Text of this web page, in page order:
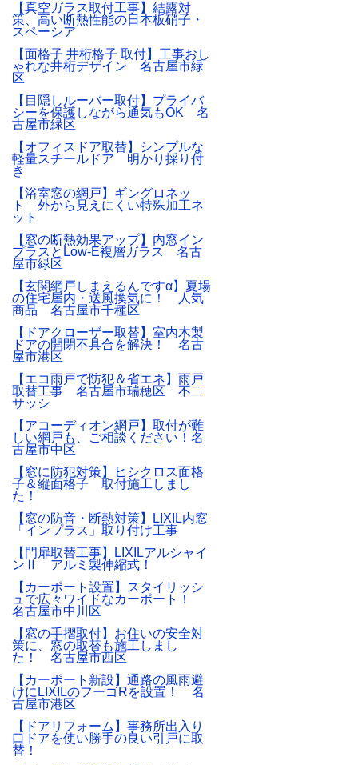
【真空ガラス取付工事】結露対
策、高い断熱性能の日本板硝子・
スペーシア
【面格子 井桁格子 取付】工事おし
ゃれな井桁デザイン 名古屋市緑
区
【目隠しルーバー取付】プライバ
シーを保護しながら通気もOK 名
古屋市緑区
【オフィスドア取替】シンプルな
軽量スチールドア 明かり採り付
き
【浴室窓の網戸】ギングロネッ
ト 外から見えにくい特殊加工ネ
ット
【窓の断熱効果アップ】内窓イン
プラスとLow-E複層ガラス 名古
屋市緑区
【玄関網戸しまえるんですα】夏場
の住宅屋内・送風換気に！ 人気
商品 名古屋市千種区
【ドアクローザー取替】室内木製
ドアの開閉不具合を解決！ 名古
屋市港区
【エコ雨戸で防犯＆省エネ】雨戸
取替工事 名古屋市瑞穂区 不二
サッシ
【アコーディオン網戸】取付が難
しい網戸も、ご相談ください！名
古屋市中区
【窓に防犯対策】ヒシクロス面格
子＆縦面格子 取付施工しまし
た！
【窓の防音・断熱対策】LIXIL内窓
「インプラス」取り付け工事
【門扉取替工事】LIXILアルシャイ
ンⅡ アルミ製伸縮式！
【カーポート設置】スタイリッシ
ュで広々ワイドなカーポート！
名古屋市中川区
【窓の手摺取付】お住いの安全対
策に、窓の取替も施工しまし
た！ 名古屋市西区
【カーポート新設】通路の風雨避
けにLIXILのフーゴRを設置！ 名
古屋市港区
【ドアリフォーム】事務所出入り
口ドアを使い勝手の良い引戸に取
替！